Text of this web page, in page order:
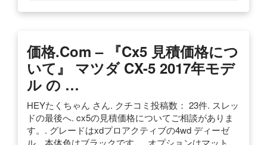
価格.com – 『cx5 見積価格につ
いて』 マツダ CX-5 2017年モデ
ル の …
HEYたくちゃん さん. クチコミ投稿数： 23件. スレッ
ドの最後へ. cx5の見積価格についてご相談がありま
す。. グレードはxdプロアクティブの4wd ディーゼ
ル、本体色はブラックです。. オプションはマット、